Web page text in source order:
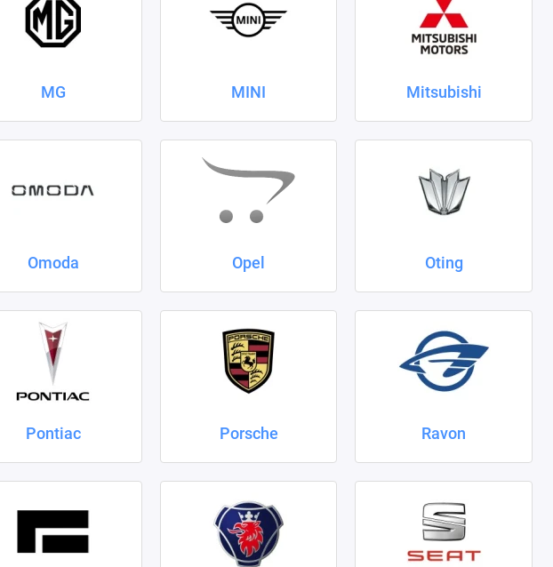
MG MINI Mitsubishi
Omoda Opel Oting
Pontiac Porsche Ravon